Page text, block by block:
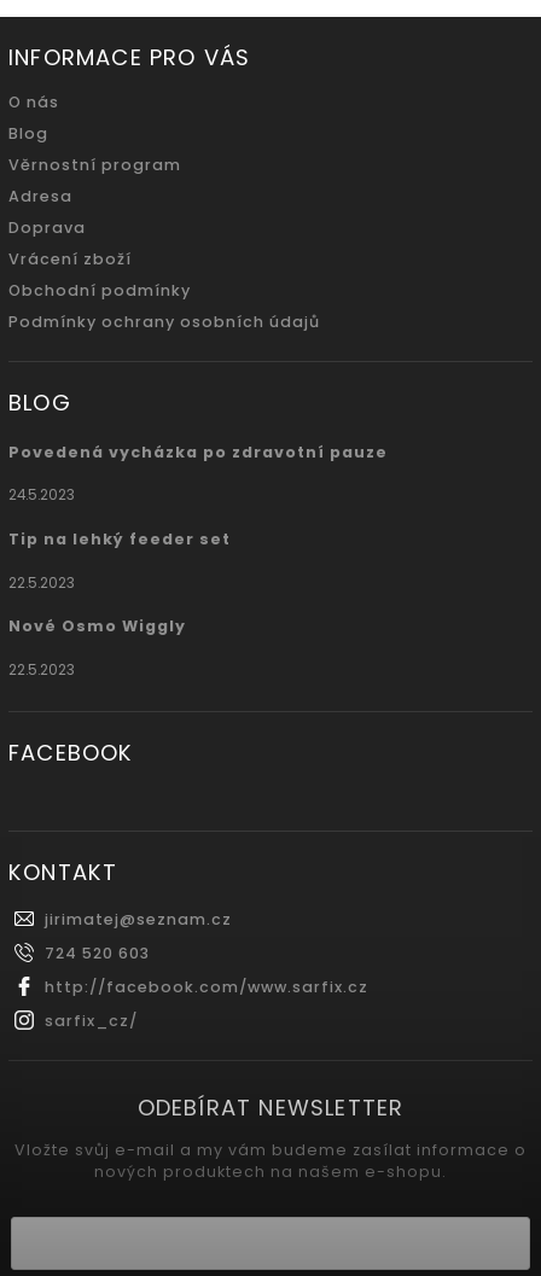
INFORMACE PRO VÁS
O nás
Blog
Věrnostní program
Adresa
Doprava
Vrácení zboží
Obchodní podmínky
Podmínky ochrany osobních údajů
BLOG
Povedená vycházka po zdravotní pauze
24.5.2023
Tip na lehký feeder set
22.5.2023
Nové Osmo Wiggly
22.5.2023
FACEBOOK
KONTAKT
jirimatej@seznam.cz
724 520 603
http://facebook.com/www.sarfix.cz
sarfix_cz/
ODEBÍRAT NEWSLETTER
Vložte svůj e-mail a my vám budeme zasílat informace o
nových produktech na našem e-shopu.